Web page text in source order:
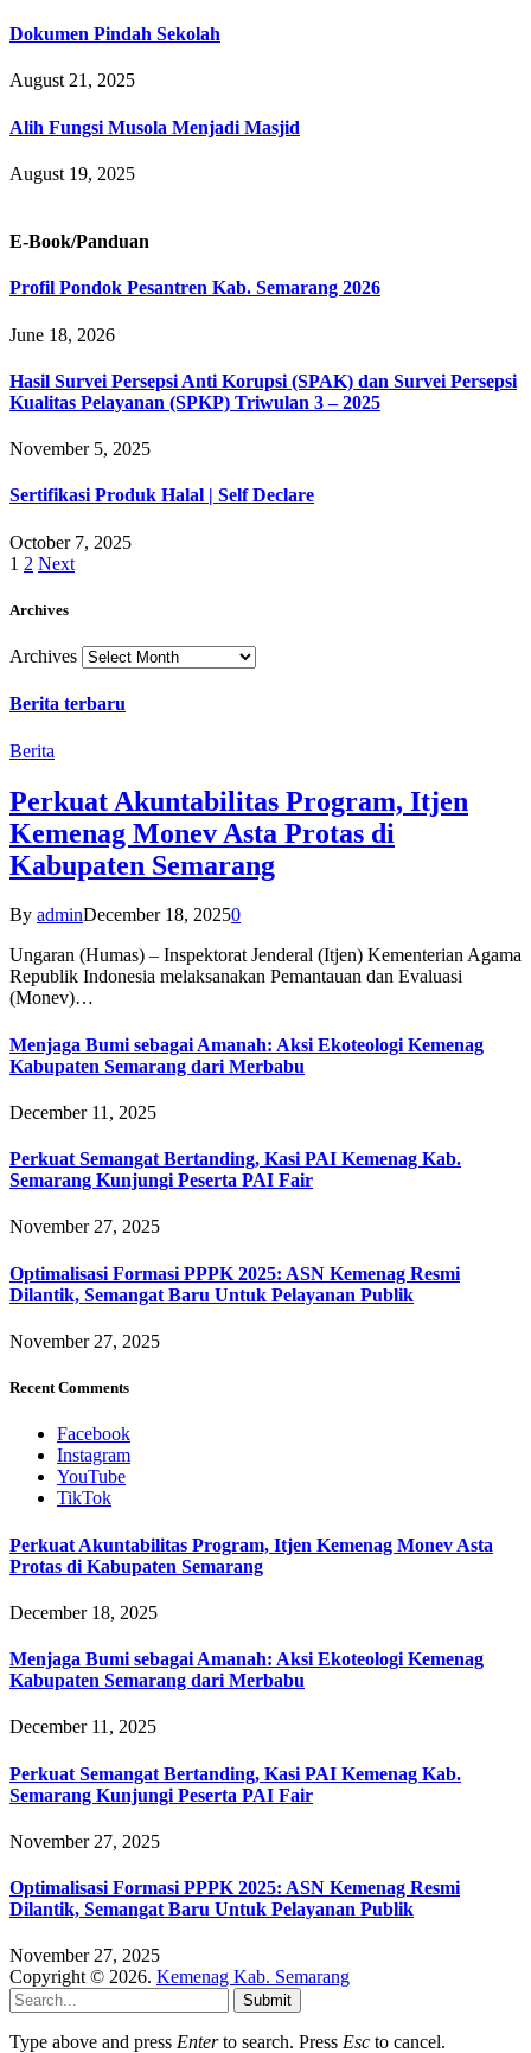
Dokumen Pindah Sekolah
August 21, 2025
Alih Fungsi Musola Menjadi Masjid
August 19, 2025
E-Book/Panduan
Profil Pondok Pesantren Kab. Semarang 2026
June 18, 2026
Hasil Survei Persepsi Anti Korupsi (SPAK) dan Survei Persepsi
Kualitas Pelayanan (SPKP) Triwulan 3 – 2025
November 5, 2025
Sertifikasi Produk Halal | Self Declare
October 7, 2025
1 2 Next
Archives
Archives
Berita terbaru
Berita
Perkuat Akuntabilitas Program, Itjen
Kemenag Monev Asta Protas di
Kabupaten Semarang
By adminDecember 18, 20250
Ungaran (Humas) – Inspektorat Jenderal (Itjen) Kementerian Agama
Republik Indonesia melaksanakan Pemantauan dan Evaluasi
(Monev)…
Menjaga Bumi sebagai Amanah: Aksi Ekoteologi Kemenag
Kabupaten Semarang dari Merbabu
December 11, 2025
Perkuat Semangat Bertanding, Kasi PAI Kemenag Kab.
Semarang Kunjungi Peserta PAI Fair
November 27, 2025
Optimalisasi Formasi PPPK 2025: ASN Kemenag Resmi
Dilantik, Semangat Baru Untuk Pelayanan Publik
November 27, 2025
Recent Comments
Facebook
Instagram
YouTube
TikTok
Perkuat Akuntabilitas Program, Itjen Kemenag Monev Asta
Protas di Kabupaten Semarang
December 18, 2025
Menjaga Bumi sebagai Amanah: Aksi Ekoteologi Kemenag
Kabupaten Semarang dari Merbabu
December 11, 2025
Perkuat Semangat Bertanding, Kasi PAI Kemenag Kab.
Semarang Kunjungi Peserta PAI Fair
November 27, 2025
Optimalisasi Formasi PPPK 2025: ASN Kemenag Resmi
Dilantik, Semangat Baru Untuk Pelayanan Publik
November 27, 2025
Copyright © 2026. Kemenag Kab. Semarang
Submit
Type above and press Enterto search. Press Esc to cancel.